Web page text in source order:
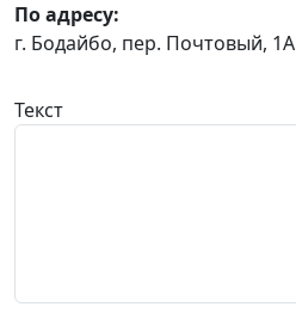
По адресу:
г. Бодайбо, пер. Почтовый, 1А
Текст